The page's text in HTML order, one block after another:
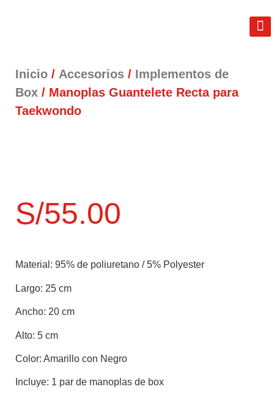
Inicio / Accesorios / Implementos de
Box / Manoplas Guantelete Recta para
Taekwondo
S/55.00
Material: 95% de poliuretano / 5% Polyester
Largo: 25 cm
Ancho: 20 cm
Alto: 5 cm
Color: Amarillo con Negro
Incluye: 1 par de manoplas de box